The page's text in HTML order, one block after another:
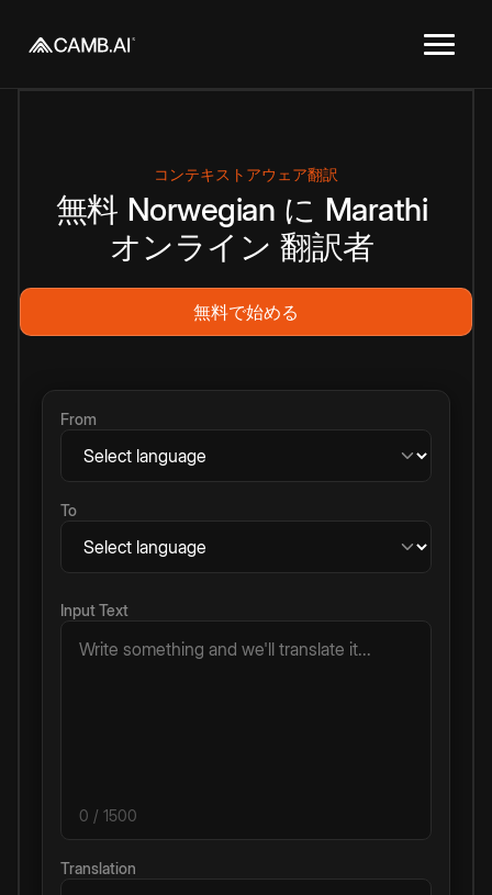
コンテキストアウェア翻訳
無料 Norwegian に Marathi
オンライン 翻訳者
無料で始める
From
To
Input Text
0 / 1500
Translation